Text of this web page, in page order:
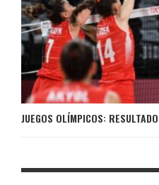
JUEGOS OLÍMPICOS: